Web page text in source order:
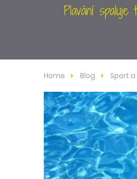
Plavání
Home Blog Sport